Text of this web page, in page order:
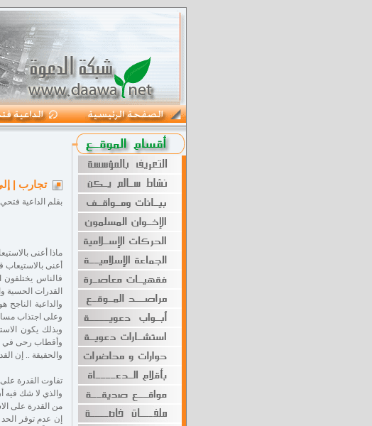
تجارب |
بقلم الداعية
ماذا أعنى
أعنى
فالناس
القدرات الحسية
والداعية
وعلى اجتذاب
وبذلك يكون
وأقطاب رحى في
والحقيقة .. إن
تفاوت القدرة
والذي لا شك فيه
من القدرة على
إن عدم توفر